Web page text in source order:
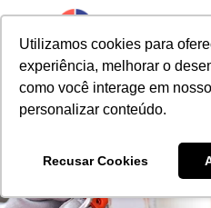
Utilizamos cookies para
experiência, melhorar o
como você interage em
personalizar conteúdo.
Recusar Cookies